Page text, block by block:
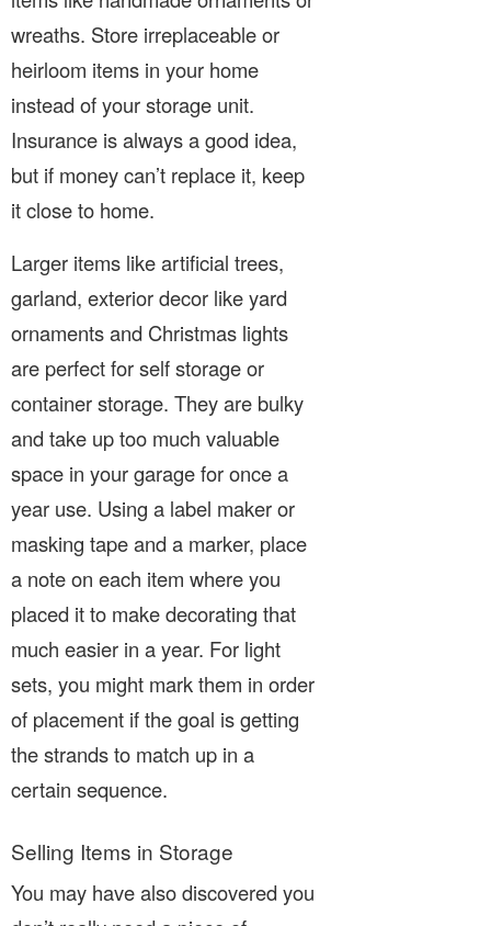
wreaths. Store irreplaceable or
heirloom items in your home
instead of your storage unit.
Insurance is always a good idea,
but if money can’t replace it, keep
it close to home.
Larger items like artificial trees,
garland, exterior decor like yard
ornaments and Christmas lights
are perfect for self storage or
container storage. They are bulky
and take up too much valuable
space in your garage for once a
year use. Using a label maker or
masking tape and a marker, place
a note on each item where you
placed it to make decorating that
much easier in a year. For light
sets, you might mark them in order
of placement if the goal is getting
the strands to match up in a
certain sequence.
Selling Items in Storage
You may have also discovered you